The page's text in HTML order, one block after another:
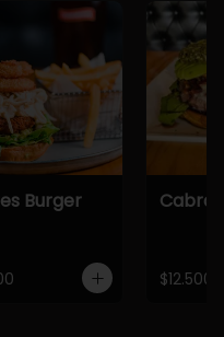
Burger Cabra
$12.500